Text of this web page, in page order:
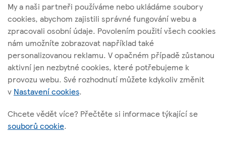
Tesco Stores ČR, a. s.
Vršovická 1527/68b; 100 00 Praha 10
O těchto stránkách
Užitečné odkazy
My a naši partneři používáme nebo ukládáme soubory
cookies, abychom zajistili správné fungování webu a
zpracovali osobní údaje. Povolením použití všech cookies
nám umožníte zobrazovat například také
personalizovanou reklamu. V opačném případě zůstanou
aktivní jen nezbytné cookies, které potřebujeme k
provozu webu. Své rozhodnutí můžete kdykoliv změnit
v Nastavení cookies.
Chcete vědět více? Přečtěte si informace týkající se
souborů cookie.